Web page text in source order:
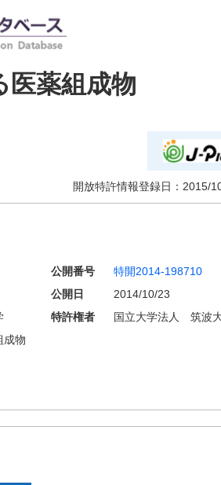
医薬組成物
開放特許情報登録日： 2015/
公開番号 特開2014-198710
公開日
2014/10/23
特許権者 国立大学法人 筑波
成物